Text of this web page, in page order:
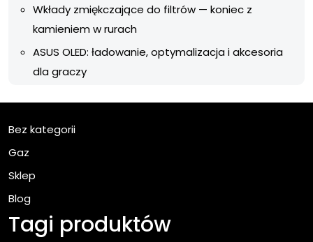
Wkłady zmiękczające do filtrów — koniec z
kamieniem w rurach
ASUS OLED: ładowanie, optymalizacja i akcesoria
dla graczy
Bez kategorii
Gaz
Sklep
Blog
Tagi produktów